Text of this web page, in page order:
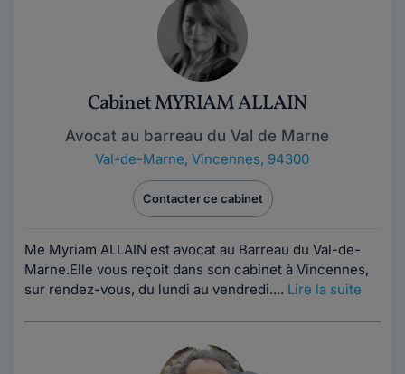
Cabinet MYRIAM ALLAIN
Avocat au barreau du Val de Marne
Val-de-Marne, Vincennes, 94300
Contacter ce cabinet
Me Myriam ALLAIN est avocat au Barreau du Val-de-
Marne.Elle vous reçoit dans son cabinet à Vincennes,
sur rendez-vous, du lundi au vendredi.... Lire la suite